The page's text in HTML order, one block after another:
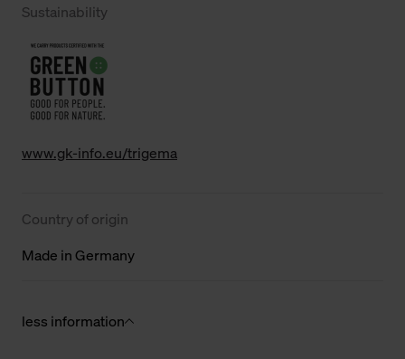
Sustainability
www.gk-info.eu/trigema
Country of origin
Made in Germany
less information